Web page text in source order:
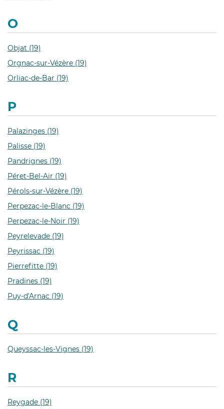
O
Objat (19)
Orgnac-sur-Vézère (19)
Orliac-de-Bar (19)
P
Palazinges (19)
Palisse (19)
Pandrignes (19)
Péret-Bel-Air (19)
Pérols-sur-Vézère (19)
Perpezac-le-Blanc (19)
Perpezac-le-Noir (19)
Peyrelevade (19)
Peyrissac (19)
Pierrefitte (19)
Pradines (19)
Puy-d'Arnac (19)
Q
Queyssac-les-Vignes (19)
R
Reygade (19)